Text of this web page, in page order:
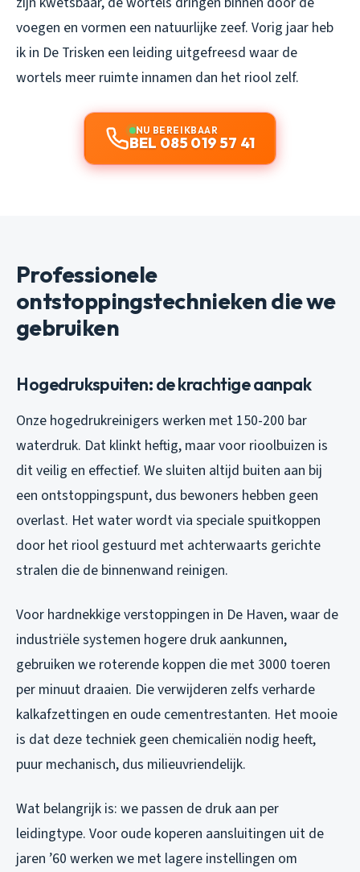
voegen en vormen een natuurlijke zeef. Vorig jaar heb
ik in De Trisken een leiding uitgefreesd waar de
wortels meer ruimte innamen dan het riool zelf.
NU BEREIKBAAR
BEL 085 019 57 41
Professionele
ontstoppingstechnieken die we
gebruiken
Hogedrukspuiten: de krachtige aanpak
Onze hogedrukreinigers werken met 150-200 bar
waterdruk. Dat klinkt heftig, maar voor rioolbuizen is
dit veilig en effectief. We sluiten altijd buiten aan bij
een ontstoppingspunt, dus bewoners hebben geen
overlast. Het water wordt via speciale spuitkoppen
door het riool gestuurd met achterwaarts gerichte
stralen die de binnenwand reinigen.
Voor hardnekkige verstoppingen in De Haven, waar de
industriële systemen hogere druk aankunnen,
gebruiken we roterende koppen die met 3000 toeren
per minuut draaien. Die verwijderen zelfs verharde
kalkafzettingen en oude cementrestanten. Het mooie
is dat deze techniek geen chemicaliën nodig heeft,
puur mechanisch, dus milieuvriendelijk.
Wat belangrijk is: we passen de druk aan per
leidingtype. Voor oude koperen aansluitingen uit de
jaren ’60 werken we met lagere instellingen om